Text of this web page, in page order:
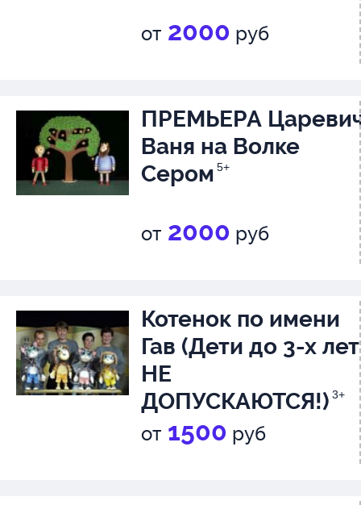
от 2000 руб
ПРЕМЬЕРА
Ваня на Волке
Сером 5+
от 2000 руб
Котенок по имени
Гав (Дети до 3-х лет
НЕ
ДОПУСКАЮТСЯ!) 3+
от 1500 руб